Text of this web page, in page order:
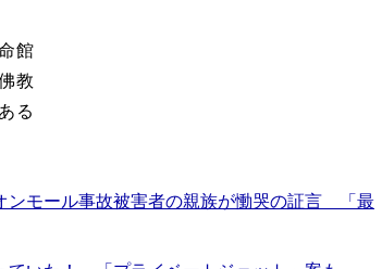
館
教
る
ンモール事故被害者の親族が慟哭の証言 「最